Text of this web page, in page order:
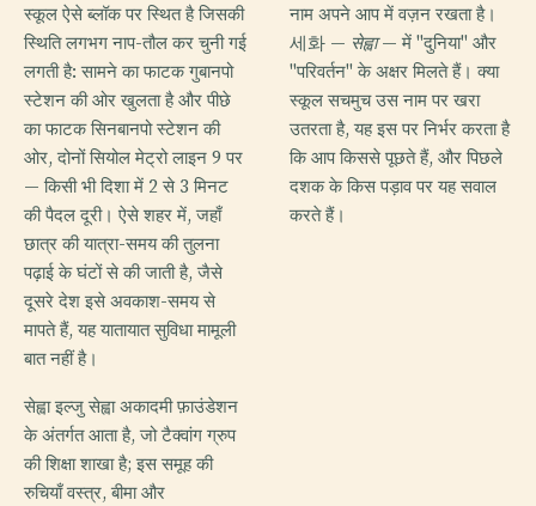
स्कूल ऐसे ब्लॉक पर स्थित है जिसकी
स्थिति लगभग नाप-तौल कर चुनी गई
लगती है: सामने का फाटक गुबानपो
स्टेशन की ओर खुलता है और पीछे
का फाटक सिनबानपो स्टेशन की
ओर, दोनों सियोल मेट्रो लाइन 9 पर
— किसी भी दिशा में 2 से 3 मिनट
की पैदल दूरी। ऐसे शहर में, जहाँ
छात्र की यात्रा-समय की तुलना
पढ़ाई के घंटों से की जाती है, जैसे
दूसरे देश इसे अवकाश-समय से
मापते हैं, यह यातायात सुविधा मामूली
बात नहीं है।
सेह्वा इल्जु सेह्वा अकादमी फ़ाउंडेशन
के अंतर्गत आता है, जो टैक्वांग ग्रुप
की शिक्षा शाखा है; इस समूह की
रुचियाँ वस्त्र, बीमा और
नाम अपने आप में वज़न रखता है।
세화 — सेह्वा— में "दुनिया" और
"परिवर्तन" के अक्षर मिलते हैं। क्या
स्कूल सचमुच उस नाम पर खरा
उतरता है, यह इस पर निर्भर करता है
कि आप किससे पूछते हैं, और पिछले
दशक के किस पड़ाव पर यह सवाल
करते हैं।